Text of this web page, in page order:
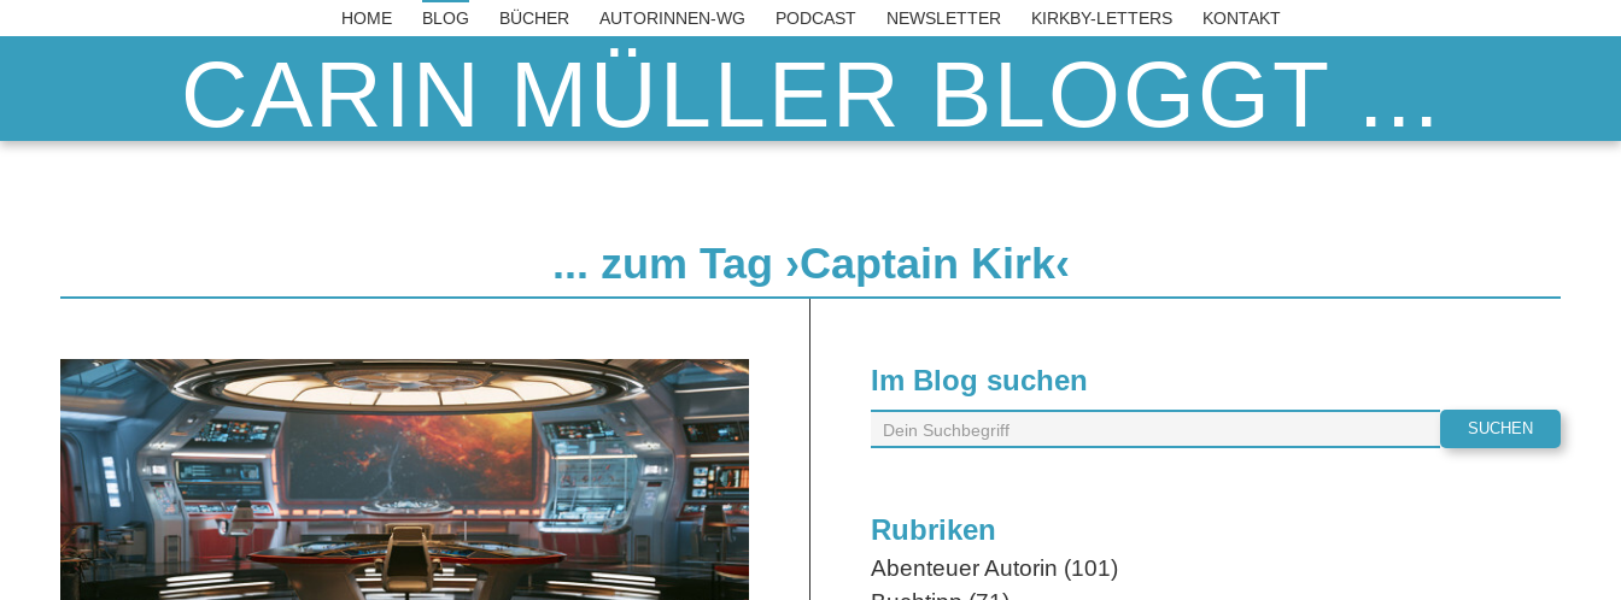
HOME BLOG BÜCHER AUTORINNEN-WG PODCAST NEWSLETTER KIRKBY-LETTERS KONTAKT
CARIN MÜLLER BLOGGT ...
... zum Tag ›Captain Kirk‹
Im Blog suchen
Rubriken
Abenteuer Autorin (101)